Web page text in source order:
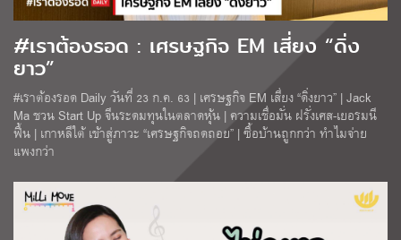
#เราต้องรอด : เศรษฐกิจ EM เสี่ยง “ดิ่ง
ยาว”
#เราต้องรอด Daily วันที่ 23 ก.ค. 63 | เศรษฐกิจ EM เสี่ยง “ดิ่งยาว” | Jack
Ma ชวน Start Up จีนระดมทุนในตลาดหุ้น | ความเชื่อมั่น ฝรั่งเศส-เยอรมนี
ฟื้น | เกาหลีใต้ เข้าสู่ภาวะ “เศรษฐกิจถดถอย” | ซื้อบ้านถูกกว่า ทำไมจ่าย
แพงกว่า